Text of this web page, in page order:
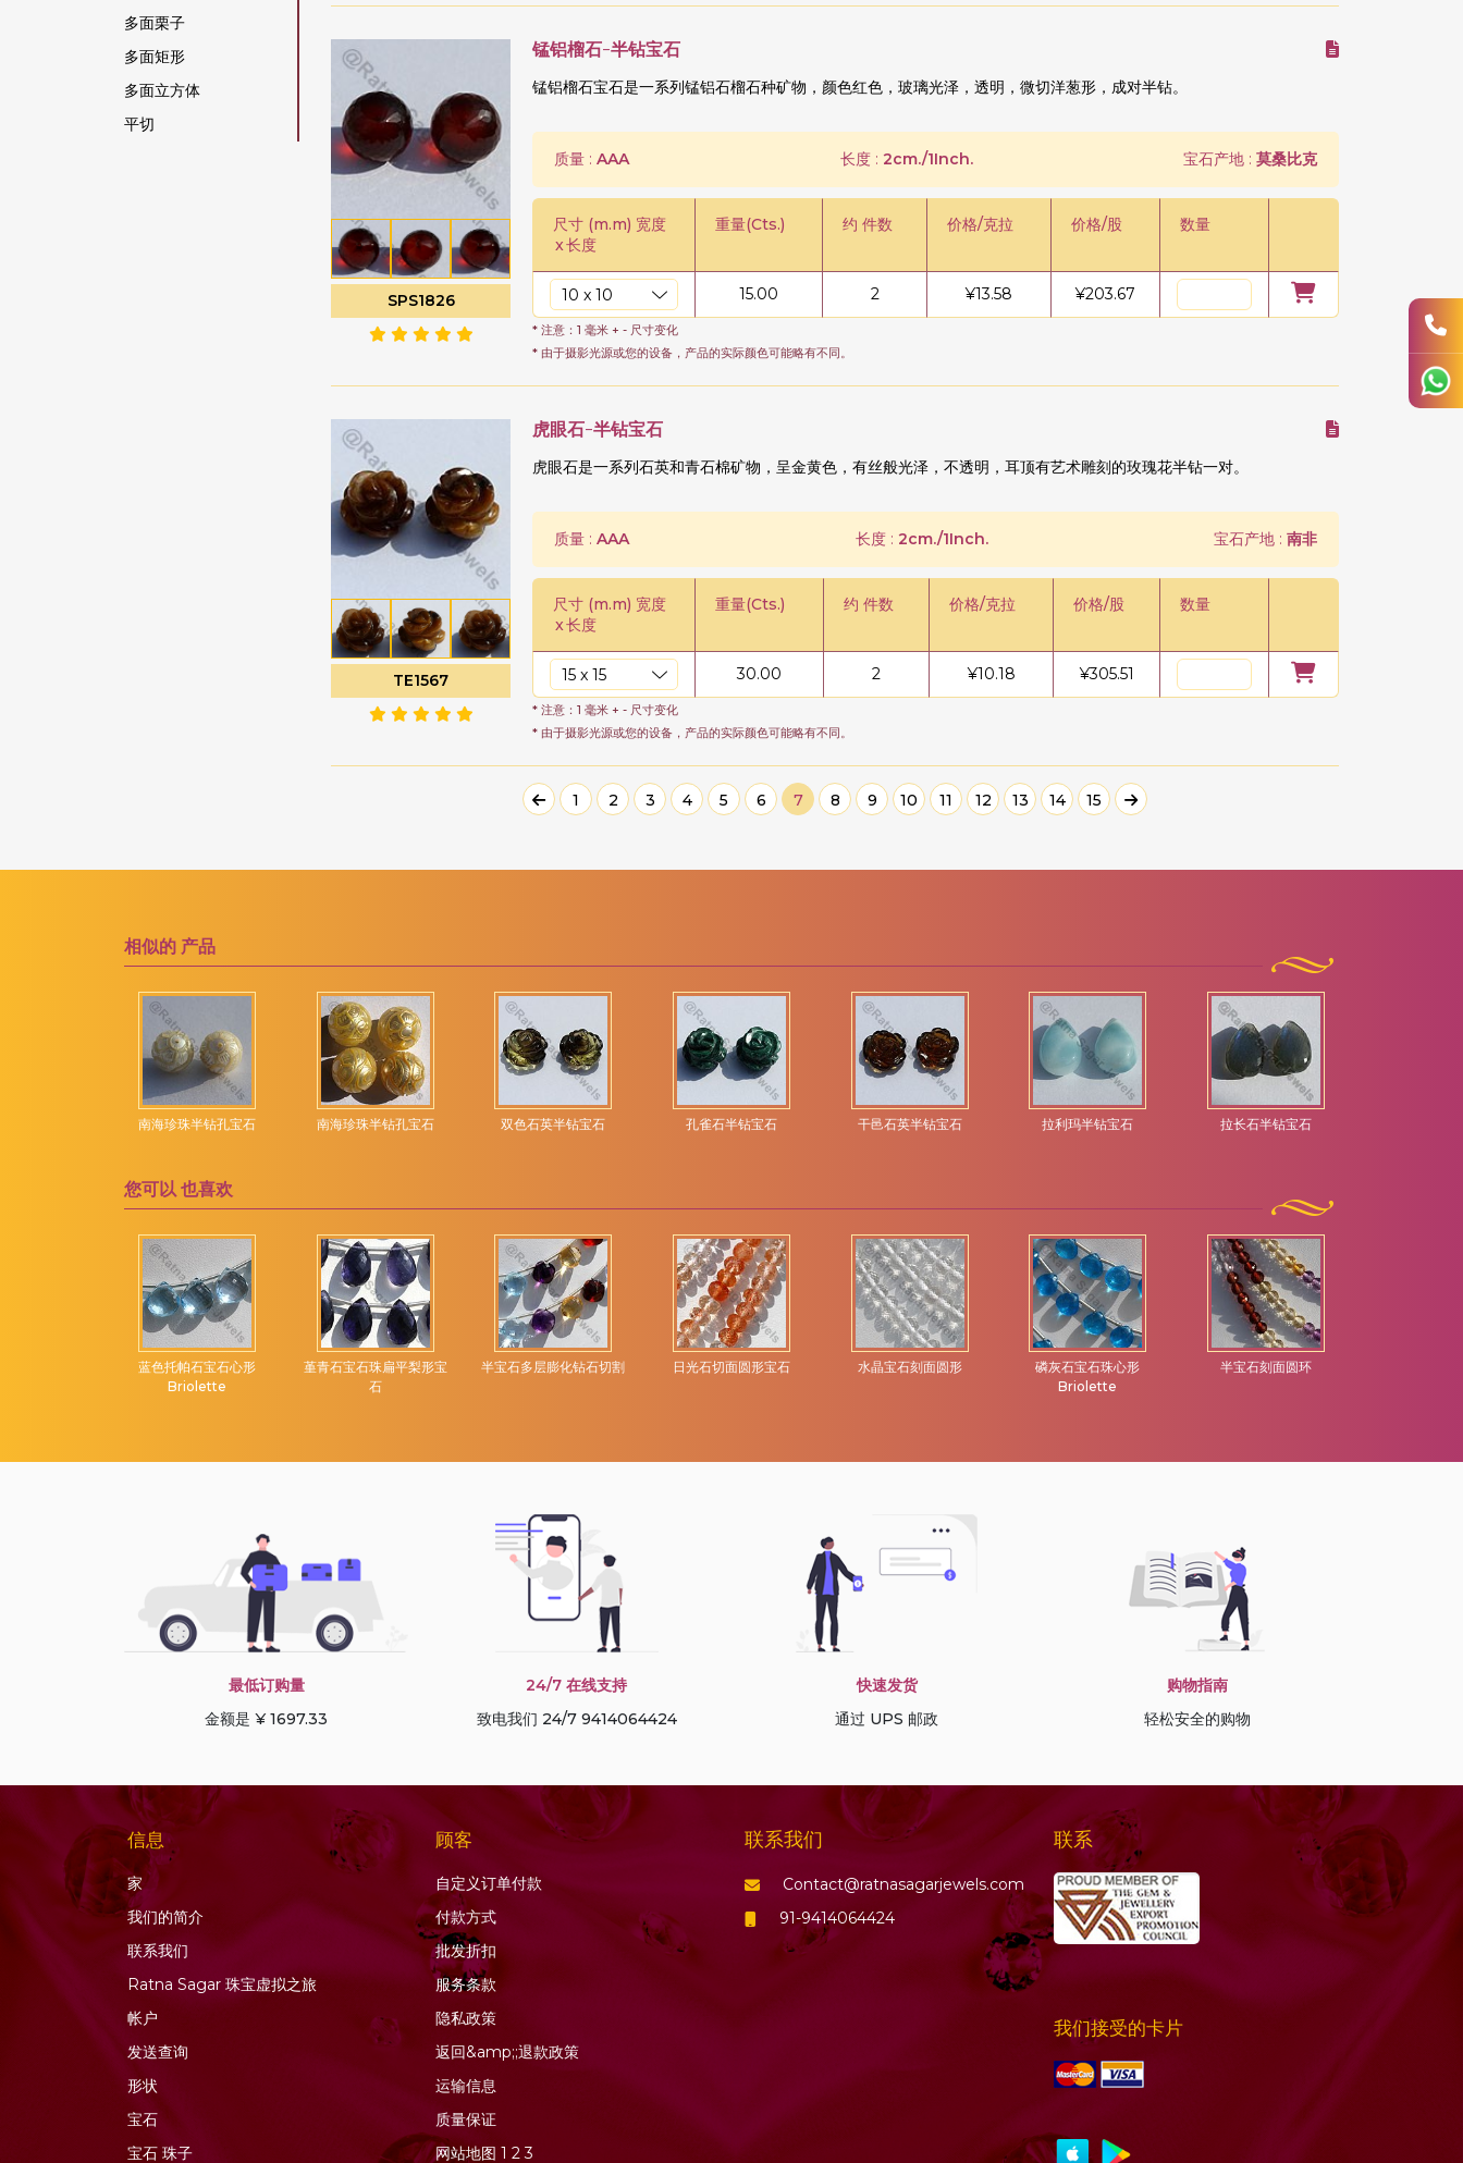
灰色月光石
烟晶
猫眼方柱石
玉髓宝石
粉红蛋白石
紫黄晶宝石
红宝石
红宝石黝帘石
红柱石宝石
红榴石石榴石
红玉髓宝石
红色尖晶石
维苏威石宝石
绿松石宝石
绿玉髓宝石
绿玛瑙
绿紫水晶
绿色磷灰石
葡萄石宝石
薰衣草石英
虎眼石
蜂蜜石英
软玉宝石
金发晶石英
金色月光石
钙铝榴石
钻石珠
铜蓝宝石
铜金红石石英
铬透辉石
多面栗子
多面矩形
多面立方体
平切
纯圆环
膨化钻石切割
花式切工
郁金香花
雕刻南瓜
雕刻的心
雕刻金块
雕叶
露滴布里奥莱特
SPS1826
锰铝榴石-半钻宝石
锰铝榴石宝石是一系列锰铝石榴石种矿物，颜色红色，玻璃光泽，透明，微切洋葱形，成对半钻。
质量 : AAA 长度 : 2cm./1Inch. 宝石产地 : 莫桑比克
尺寸 (m.m) 宽度
x长度
重量(Cts.) 约 件数 价格/克拉 价格/股 数量
15.00 2 ¥13.58 ¥203.67
* 注意：1 毫米 + - 尺寸变化
* 由于摄影光源或您的设备，产品的实际颜色可能略有不同。
TE1567
虎眼石-半钻宝石
虎眼石是一系列石英和青石棉矿物，呈金黄色，有丝般光泽，不透明，耳顶有艺术雕刻的玫瑰花半钻一对。
质量 : AAA 长度 : 2cm./1Inch. 宝石产地 : 南非
尺寸 (m.m) 宽度
x长度
重量(Cts.) 约 件数 价格/克拉 价格/股 数量
30.00 2 ¥10.18 ¥305.51
* 注意：1 毫米 + - 尺寸变化
* 由于摄影光源或您的设备，产品的实际颜色可能略有不同。
1 2 3 4 5 6 7 8 9 10 11 12 13 14 15
相似的 产品
南海珍珠半钻孔宝石 南海珍珠半钻孔宝石 双色石英半钻宝石 孔雀石半钻宝石 干邑石英半钻宝石 拉利玛半钻宝石 拉长石半钻宝石
您可以 也喜欢
蓝色托帕石宝石心形
Briolette
堇青石宝石珠扁平梨形宝
石
半宝石多层膨化钻石切割 日光石切面圆形宝石 水晶宝石刻面圆形
磷灰石宝石珠心形
Briolette
半宝石刻面圆环
最低订购量
金额是 ¥ 1697.33
24/7 在线支持
致电我们 24/7 9414064424
快速发货
通过 UPS 邮政
购物指南
轻松安全的购物
信息
家
我们的简介
联系我们
Ratna Sagar 珠宝虚拟之旅
帐户
发送查询
形状
宝石
宝石珠子
顾客
自定义订单付款
付款方式
批发折扣
服务条款
隐私政策
返回&amp;;退款政策
运输信息
质量保证
网站地图 1 2 3
联系我们
Contact@ratnasagarjewels.com
91-9414064424
联系
我们接受的卡片